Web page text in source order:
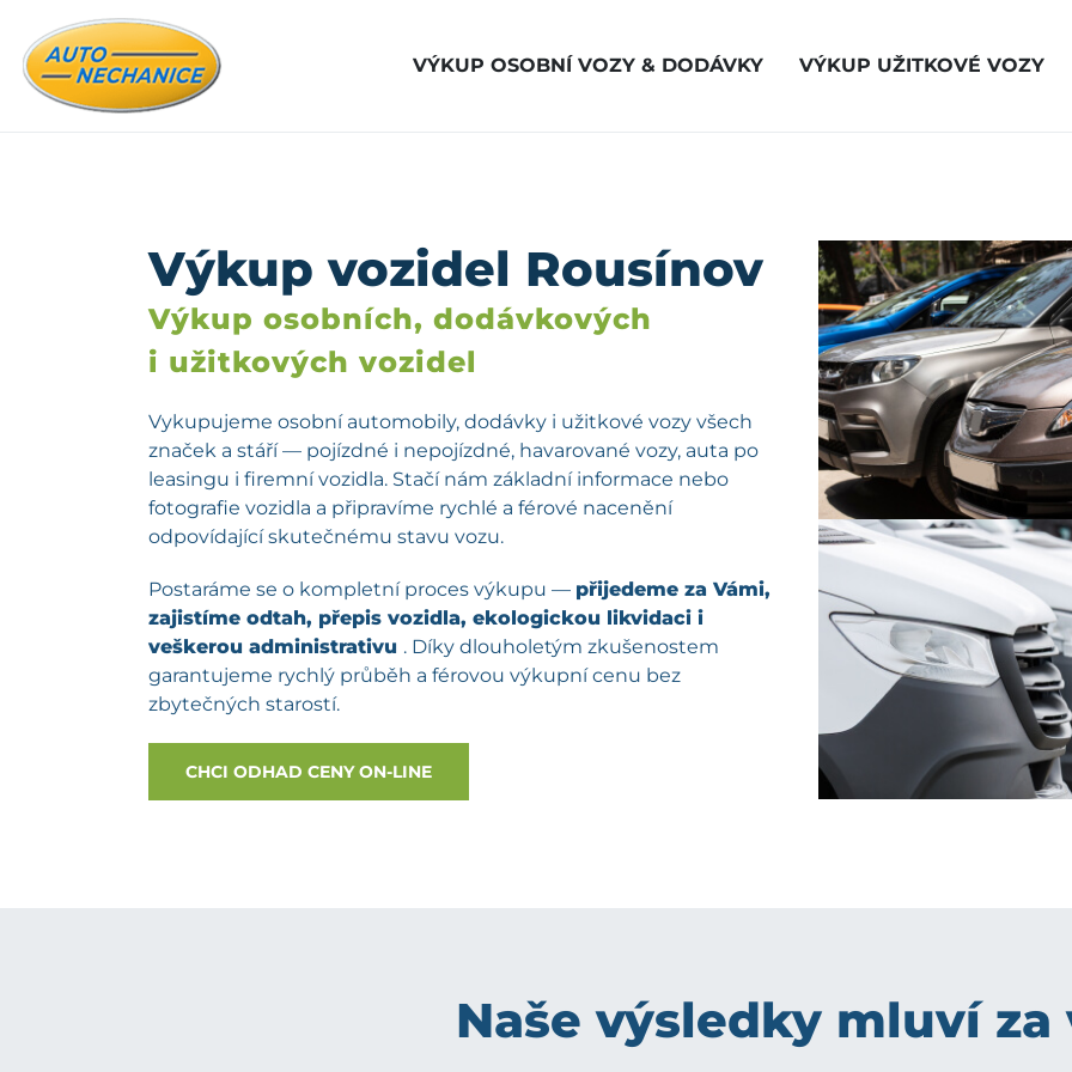
VÝKUP OSOBNÍ VOZY & DODÁVKY VÝKUP UŽITKOVÉ VOZY
Výkup vozidel Rousínov
Výkup osobních, dodávkových
i užitkových vozidel
Vykupujeme osobní automobily, dodávky i užitkové vozy všech
značek a stáří — pojízdné i nepojízdné, havarované vozy, auta po
leasingu i firemní vozidla. Stačí nám základní informace nebo
fotografie vozidla a připravíme rychlé a férové nacenění
odpovídající skutečnému stavu vozu.
Postaráme se o kompletní proces výkupu — přijedeme za Vámi,
zajistíme odtah, přepis vozidla, ekologickou likvidaci i
veškerou administrativu . Díky dlouholetým zkušenostem
garantujeme rychlý průběh a férovou výkupní cenu bez
zbytečných starostí.
CHCI ODHAD CENY ON-LINE
Naše výsledky mluví za